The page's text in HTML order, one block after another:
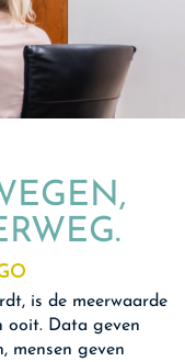
is de meerwaarde
ooit. Data geven
mensen geven